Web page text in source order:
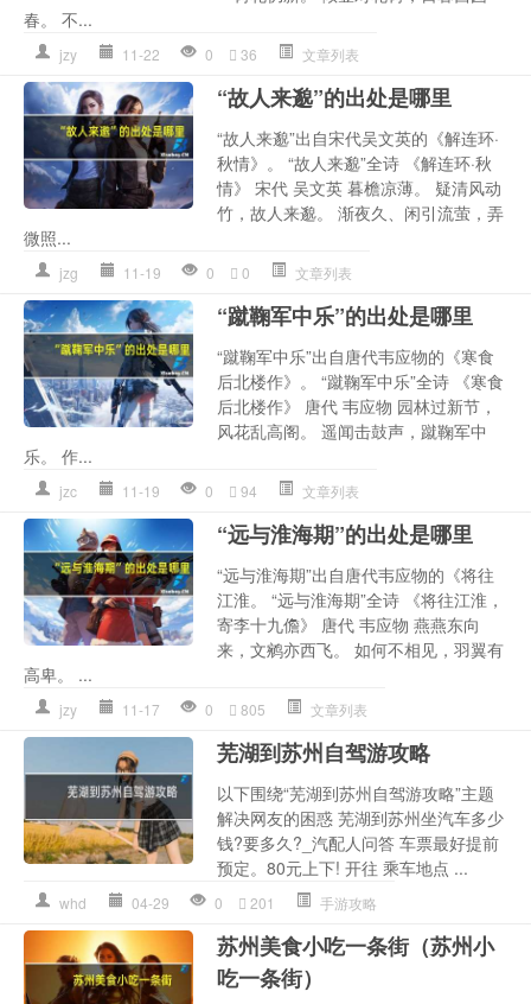
春。 不...
jzy 11-22 0 36 文章列表
“故人来邈”的出处是哪里
“故人来邈”出自宋代吴文英的《解连环·
秋情》。 “故人来邈”全诗 《解连环·秋
情》 宋代 吴文英 暮檐凉薄。 疑清风动
竹，故人来邈。 渐夜久、闲引流萤，弄
微照...
jzg 11-19 0 0 文章列表
“蹴鞠军中乐”的出处是哪里
“蹴鞠军中乐”出自唐代韦应物的《寒食
后北楼作》。 “蹴鞠军中乐”全诗 《寒食
后北楼作》 唐代 韦应物 园林过新节，
风花乱高阁。 遥闻击鼓声，蹴鞠军中
乐。 作...
jzc 11-19 0 94 文章列表
“远与淮海期”的出处是哪里
“远与淮海期”出自唐代韦应物的《将往
江淮。 “远与淮海期”全诗 《将往江淮，
寄李十九儋》 唐代 韦应物 燕燕东向
来，文鹓亦西飞。 如何不相见，羽翼有
高卑。 ...
jzy 11-17 0 805 文章列表
芜湖到苏州自驾游攻略
以下围绕“芜湖到苏州自驾游攻略”主题
解决网友的困惑 芜湖到苏州坐汽车多少
钱?要多久?_汽配人问答 车票最好提前
预定。80元上下! 开往 乘车地点 ...
whd 04-29 0 201 手游攻略
苏州美食小吃一条街（苏州小
吃一条街）